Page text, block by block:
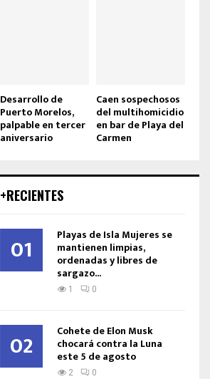
Desarrollo de
Puerto Morelos,
palpable en tercer
aniversario
Caen sospechosos
del multihomicidio
en bar de Playa del
Carmen
+RECIENTES
01 Playas de Isla Mujeres se
mantienen limpias,
ordenadas y libres de
sargazo...
1 0
02 Cohete de Elon Musk
chocará contra la Luna
este 5 de agosto
2 0